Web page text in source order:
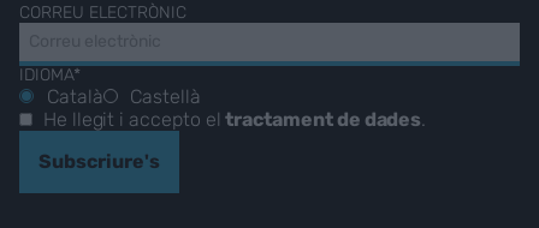
CORREU ELECTRÒNIC
IDIOMA*
Català
Castellà
He llegit i accepto eltractament de dades.
Subscriure's